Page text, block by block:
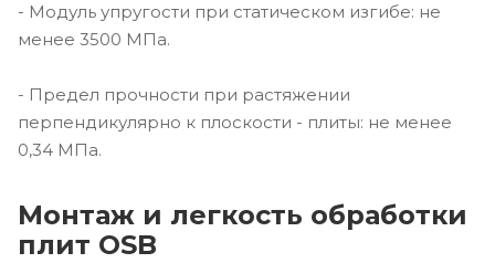
- Модуль упругости при статическом изгибе: не
менее 3500 МПа.
- Предел прочности при растяжении
перпендикулярно к плоскости - плиты: не менее
0,34 МПа.
Монтаж и легкость обработки
плит OSB